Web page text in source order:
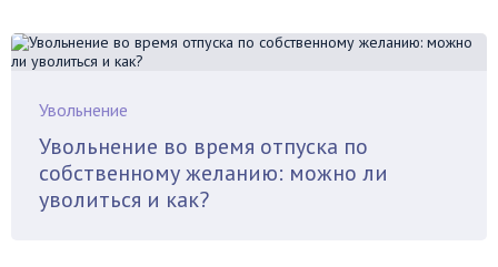
Увольнение
Увольнение во время отпуска по
собственному желанию: можно ли
уволиться и как?